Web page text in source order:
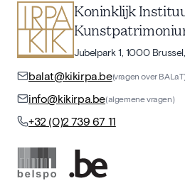
Koninklijk
Jubelpark 1, 1000
balat@kikirpa.be(vragen over BALaT)
info@kikirpa.be(algemene vragen)
+32 (0)2 739 67 11